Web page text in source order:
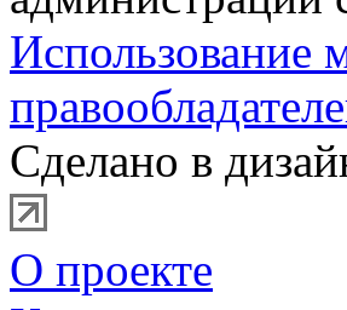
Использование
Сделано в
О проекте